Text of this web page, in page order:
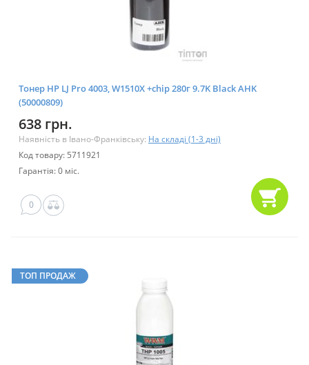
Тонер HP LJ Pro 4003, W1510X +chip 280г 9.7K Black AHK
(50000809)
638 грн.
Наявність в Івано-Франківську: На складі (1-3 дні)
Код товару: 5711921
Гарантія: 0 міс.
0
ТОП ПРОДАЖ